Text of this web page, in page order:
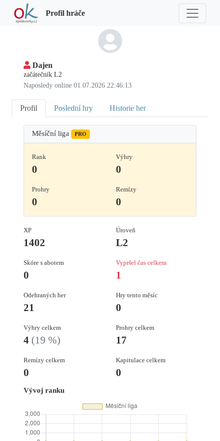
Profil hráče
Dajen
začátečník L2
Naposledy online 01.07.2026 22:46:13
Profil Poslední hry Historie her
Měsíční liga PRO
Rank
0
Výhry
0
Prohry
0
Remízy
0
XP
1402
Úroveň
L2
Skóre s abotem
0
Vypršel čas celkem
1
Odehraných her
21
Hry tento měsíc
0
Výhry celkem
4 (19 %)
Prohry celkem
17
Remízy celkem
0
Kapitulace celkem
0
Vývoj ranku